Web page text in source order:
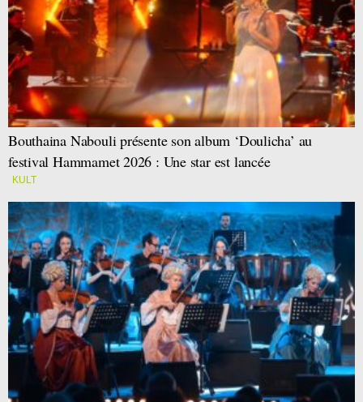
Bouthaina Nabouli présente son album ‘Doulicha’ au
festival Hammamet 2026 : Une star est lancée
KULT